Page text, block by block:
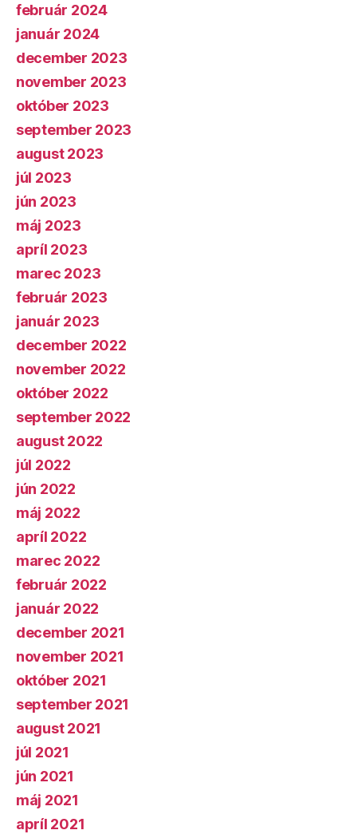
február 2024
január 2024
december 2023
november 2023
október 2023
september 2023
august 2023
júl 2023
jún 2023
máj 2023
apríl 2023
marec 2023
február 2023
január 2023
december 2022
november 2022
október 2022
september 2022
august 2022
júl 2022
jún 2022
máj 2022
apríl 2022
marec 2022
február 2022
január 2022
december 2021
november 2021
október 2021
september 2021
august 2021
júl 2021
jún 2021
máj 2021
apríl 2021